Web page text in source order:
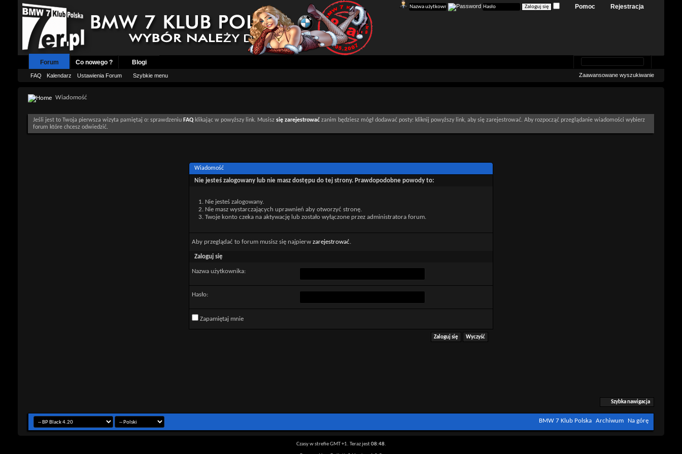
Rejestracja
Pomoc
Forum
FAQ Kalendarz Ustawienia Forum Szybkie menu
Co nowego ? Blogi
Zaawansowane wyszukiwanie
Wiadomość
Jeśli jest to Twoja pierwsza wizyta pamiętaj o: sprawdzeniu FAQ klikając w powyższy link. Musisz się zarejestrować zanim będziesz mógł dodawać posty: kliknij powyższy link, aby się zarejestrować. Aby rozpocząć przeglądanie wiadomości wybierz
forum które chcesz odwiedzić.
Wiadomość
Nie jesteś zalogowany lub nie masz dostępu do tej strony. Prawdopodobne powody to:
Nie jesteś zalogowany.
Nie masz wystarczających uprawnień aby otworzyć stronę.
Twoje konto czeka na aktywację lub zostało wyłączone przez administratora forum.
Aby przeglądać to forum musisz się najpierw zarejestrować.
Zaloguj się
Nazwa użytkownika:
Hasło:
Zapamiętaj mnie
Szybka nawigacja
BMW 7 Klub Polska Archiwum Na górę
Czasy w strefie GMT +1. Teraz jest08:48.